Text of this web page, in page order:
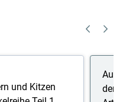
und Kitzen
den